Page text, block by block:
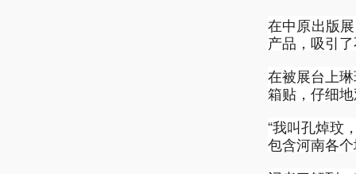
在中原出版
产品，吸引
在被展台上
箱贴，仔细
“我叫孔焯玟
包含河南各